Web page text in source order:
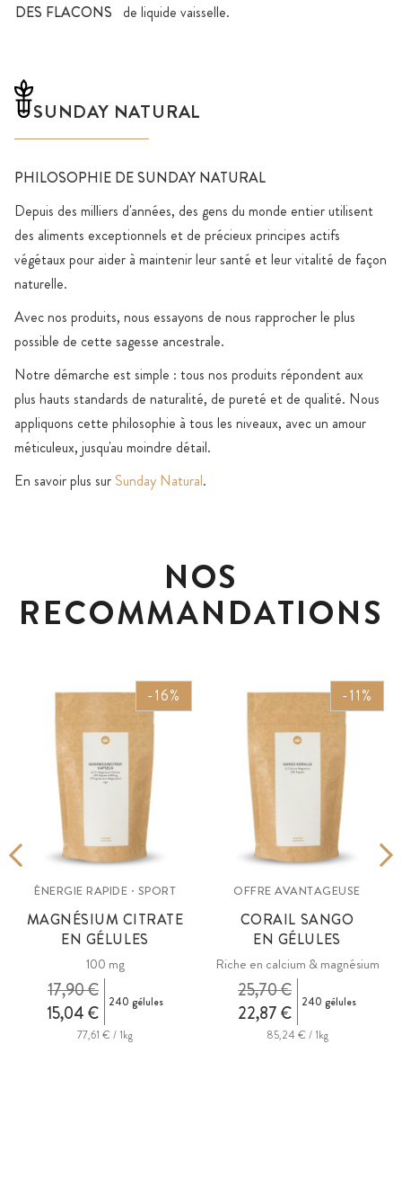
DES FLACONS
de liquide vaisselle.
SUNDAY NATURAL
PHILOSOPHIE DE SUNDAY NATURAL
Depuis des milliers d'années, des gens du monde entier utilisent
des aliments exceptionnels et de précieux principes actifs
végétaux pour aider à maintenir leur santé et leur vitalité de façon
naturelle.
Avec nos produits, nous essayons de nous rapprocher le plus
possible de cette sagesse ancestrale.
Notre démarche est simple : tous nos produits répondent aux
plus hauts standards de naturalité, de pureté et de qualité. Nous
appliquons cette philosophie à tous les niveaux, avec un amour
méticuleux, jusqu'au moindre détail.
En savoir plus sur Sunday Natural.
NOS
RECOMMANDATIONS
-16%
ÉNERGIE RAPIDE · SPORT
MAGNÉSIUM CITRATE
EN GÉLULES
100 mg
15,04 €
17,90 € 240 gélules
77,61 € / 1kg
-11%
OFFRE AVANTAGEUSE
CORAIL SANGO
EN GÉLULES
Riche en calcium & magnésium
22,87 €
25,70 € 240 gélules
85,24 € / 1kg